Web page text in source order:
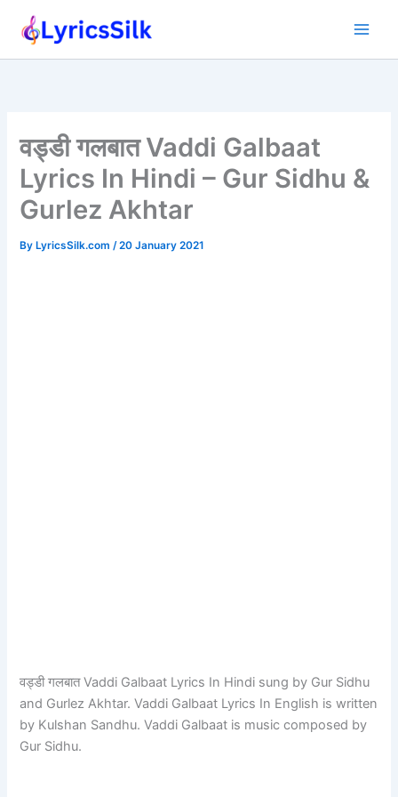
वड्डी गलबात Vaddi Galbaat
Lyrics In Hindi – Gur Sidhu &
Gurlez Akhtar
ByLyricsSilk.com /20 January 2021
वड्डी गलबात Vaddi Galbaat Lyrics In Hindi sung by Gur Sidhu
and Gurlez Akhtar. Vaddi Galbaat Lyrics In English is written
by Kulshan Sandhu. Vaddi Galbaat is music composed by
Gur Sidhu.